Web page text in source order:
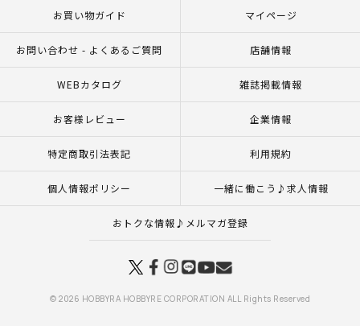
お買い物ガイド マイページ
お問い合わせ - よくあるご質問 店舗情報
WEBカタログ 雑誌掲載情報
お客様レビュー 企業情報
特定商取引法表記 利用規約
個人情報ポリシー 一緒に働こう♪求人情報
おトクな情報♪メルマガ登録
© 2026 HOBBYRA HOBBYRE CORPORATION ALL Rights Reserved